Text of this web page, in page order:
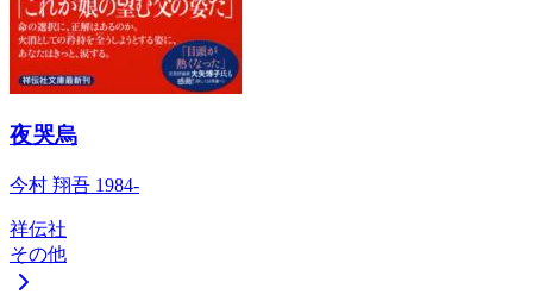
夜哭烏
今村 翔吾 1984-
祥伝社
その他